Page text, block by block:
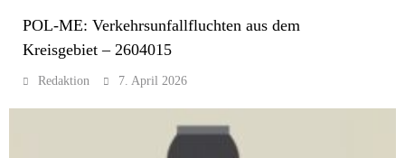
POL-ME: Verkehrsunfallfluchten aus dem
Kreisgebiet – 2604015
Redaktion 7. April 2026